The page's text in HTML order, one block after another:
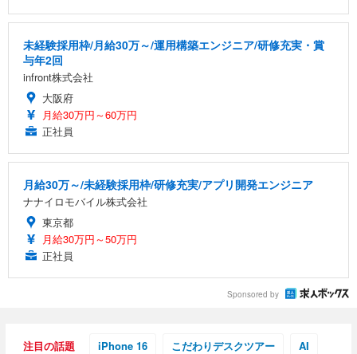
未経験採用枠/月給30万～/運用構築エンジニア/研修充実・賞
与年2回
infront株式会社
大阪府
月給30万円～60万円
正社員
月給30万～/未経験採用枠/研修充実/アプリ開発エンジニア
ナナイロモバイル株式会社
東京都
月給30万円～50万円
正社員
Sponsored by
注目の話題 iPhone 16 こだわりデスクツアー AI